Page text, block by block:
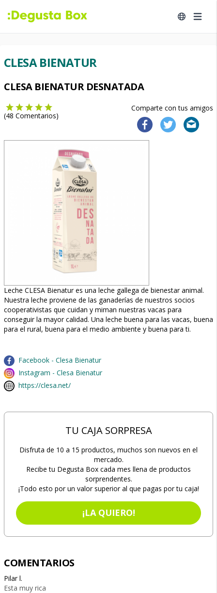
CLESA BIENATUR
CLESA BIENATUR DESNATADA
Comparte con tus amigos
(48 Comentarios)
Leche CLESA Bienatur es una leche gallega de bienestar animal.
Nuestra leche proviene de las ganaderías de nuestros socios
cooperativistas que cuidan y miman nuestras vacas para
conseguir la mayor calidad. Una leche buena para las vacas, buena
para el rural, buena para el medio ambiente y buena para ti.
Facebook - Clesa Bienatur
Instagram - Clesa Bienatur
https://clesa.net/
TU CAJA SORPRESA
Disfruta de 10 a 15 productos, muchos son nuevos en el
mercado.
Recibe tu Degusta Box cada mes llena de productos
sorprendentes.
¡Todo esto por un valor superior al que pagas por tu caja!
¡LA QUIERO!
COMENTARIOS
Pilar l.
Esta muy rica